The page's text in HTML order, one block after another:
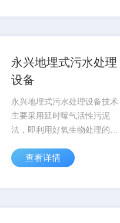
小、自动化程度高、操作管理
永兴地埋式污水处理
设备
永兴地埋式污水处理设备技术
主要采用延时曝气活性污泥
法，即利用好氧生物处理的原
条件下，通过自身的生命活
为简单的无机物（CO2、
查看详情